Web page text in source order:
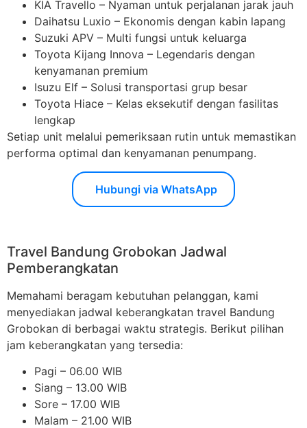
KIA Travello – Nyaman untuk perjalanan jarak jauh
Daihatsu Luxio – Ekonomis dengan kabin lapang
Suzuki APV – Multi fungsi untuk keluarga
Toyota Kijang Innova – Legendaris dengan
kenyamanan premium
Isuzu Elf – Solusi transportasi grup besar
Toyota Hiace – Kelas eksekutif dengan fasilitas
lengkap
Setiap unit melalui pemeriksaan rutin untuk memastikan
performa optimal dan kenyamanan penumpang.
Hubungi via WhatsApp
Travel Bandung Grobokan Jadwal
Pemberangkatan
Memahami beragam kebutuhan pelanggan, kami
menyediakan jadwal keberangkatan travel Bandung
Grobokan di berbagai waktu strategis. Berikut pilihan
jam keberangkatan yang tersedia:
Pagi – 06.00 WIB
Siang – 13.00 WIB
Sore – 17.00 WIB
Malam – 21.00 WIB